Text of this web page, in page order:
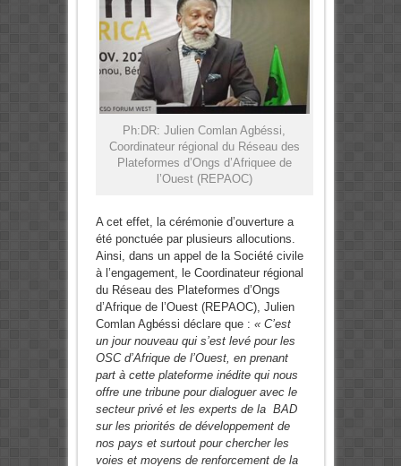
Ph:DR: Julien Comlan Agbéssi,
Coordinateur régional du Réseau des
Plateformes d’Ongs d’Afriquee de
l’Ouest (REPAOC)
A cet effet, la cérémonie d’ouverture a
été ponctuée par plusieurs allocutions.
Ainsi, dans un appel de la Société civile
à l’engagement, le Coordinateur régional
du Réseau des Plateformes d’Ongs
d’Afrique de l’Ouest (REPAOC), Julien
Comlan Agbéssi déclare que : « C’est
un jour nouveau qui s’est levé pour les
OSC d’Afrique de l’Ouest, en prenant
part à cette plateforme inédite qui nous
offre une tribune pour dialoguer avec le
secteur privé et les experts de la BAD
sur les priorités de développement de
nos pays et surtout pour chercher les
voies et moyens de renforcement de la